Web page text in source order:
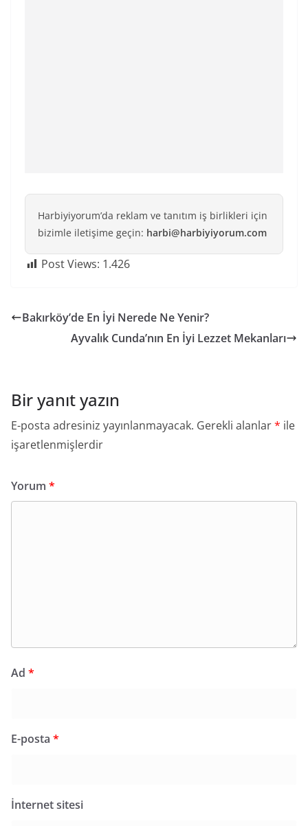
Harbiyiyorum’da reklam ve tanıtım iş birlikleri için
bizimle iletişime geçin: harbi@harbiyiyorum.com
Post Views: 1.426
Bakırköy’de En İyi Nerede Ne Yenir?
Ayvalık Cunda’nın En İyi Lezzet Mekanları
Bir yanıt yazın
E-posta adresiniz yayınlanmayacak. Gerekli alanlar* ile
işaretlenmişlerdir
Yorum *
Ad *
E-posta *
İnternet sitesi